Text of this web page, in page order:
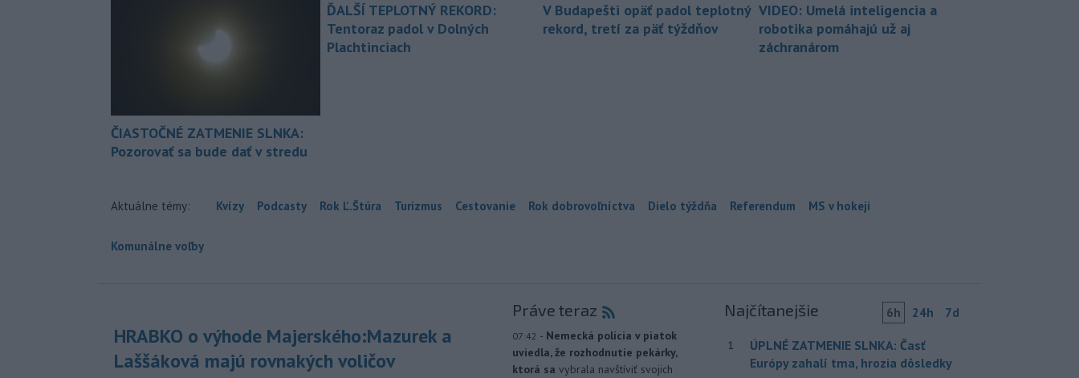
ČIASTOČNÉ ZATMENIE SLNKA:
Pozorovať sa bude dať v stredu
ĎALŠÍ TEPLOTNÝ REKORD:
Tentoraz padol v Dolných
Plachtinciach
V Budapešti opäť padol teplotný
rekord, tretí za päť týždňov
VIDEO: Umelá inteligencia a
robotika pomáhajú už aj
záchranárom
Aktuálne témy: Kvízy Podcasty Rok Ľ.Štúra Turizmus Cestovanie Rok dobrovoľníctva Dielo týždňa Referendum MS v hokeji
Komunálne voľby
HRABKO o výhode Majerského:Mazurek a
Laššáková majú rovnakých voličov
Práve teraz
07:42 - Nemecká polícia v piatok
uviedla, že rozhodnutie pekárky,
ktorá sa vybrala navštíviť svojich
Najčítanejšie 6h 24h 7d
1
ÚPLNÉ ZATMENIE SLNKA: Časť
Európy zahalí tma, hrozia dôsledky